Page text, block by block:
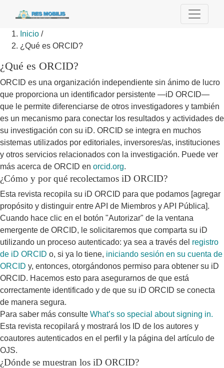
Inicio /
¿Qué es ORCID?
¿Qué es ORCID?
ORCID es una organización independiente sin ánimo de lucro
que proporciona un identificador persistente —iD ORCID—
que le permite diferenciarse de otros investigadores y también
es un mecanismo para conectar los resultados y actividades de
su investigación con su iD. ORCID se integra en muchos
sistemas utilizados por editoriales, inversores/as, instituciones
y otros servicios relacionados con la investigación. Puede ver
más acerca de ORCID en orcid.org.
¿Cómo y por qué recolectamos iD ORCID?
Esta revista recopila su iD ORCID para que podamos [agregar
propósito y distinguir entre API de Miembros y API Pública].
Cuando hace clic en el botón "Autorizar" de la ventana
emergente de ORCID, le solicitaremos que comparta su iD
utilizando un proceso autenticado: ya sea a través del registro
de iD ORCID o, si ya lo tiene, iniciando sesión en su cuenta de
ORCID y, entonces, otorgándonos permiso para obtener su iD
ORCID. Hacemos esto para asegurarnos de que está
correctamente identificado y de que su iD ORCID se conecta
de manera segura.
Para saber más consulte What’s so special about signing in.
Esta revista recopilará y mostrará los ID de los autores y
coautores autenticados en el perfil y la página del artículo de
OJS.
¿Dónde se muestran los iD ORCID?